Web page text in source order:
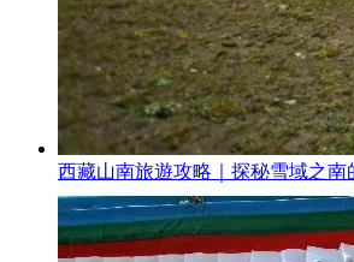
西藏山南旅遊攻略｜探秘雪域之南